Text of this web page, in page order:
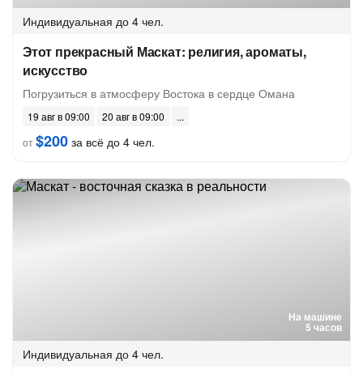
Индивидуальная до 4 чел.
Этот прекрасный Маскат: религия, ароматы,
искусство
Погрузиться в атмосферу Востока в сердце Омана
19 авг в 09:00
20 авг в 09:00
от$200 за всё до 4 чел.
На машине
5 часов
Индивидуальная до 4 чел.